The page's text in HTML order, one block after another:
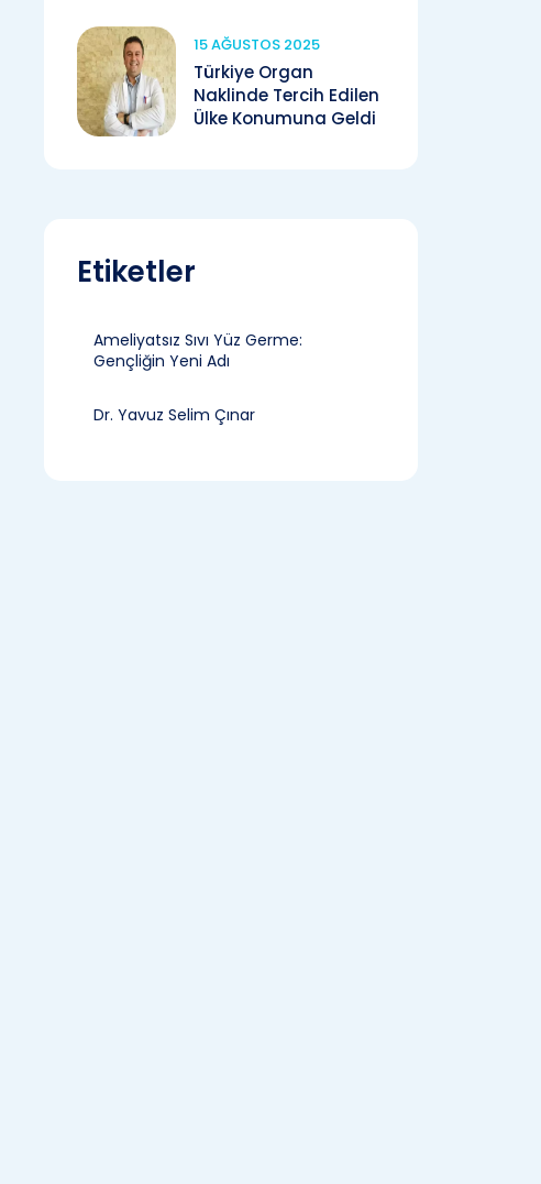
15 AĞUSTOS 2025
Türkiye Organ
Naklinde Tercih Edilen
Ülke Konumuna Geldi
Etiketler
Ameliyatsız Sıvı Yüz Germe:
Gençliğin Yeni Adı
Dr. Yavuz Selim Çınar